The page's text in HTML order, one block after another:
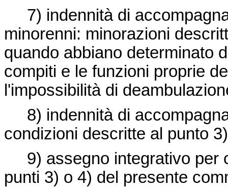
7) indennità di
minorenni: minorazioni
quando abbiano determinato
compiti e le funzioni proprie
l'impossibilità di
8) indennità di
condizioni descritte al punto
9) assegno integrativo per
punti 3) o 4) del presente